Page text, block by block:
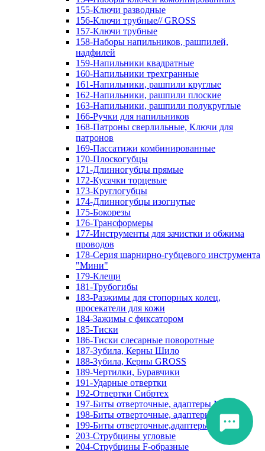
155-Ключи разводные
156-Ключи трубные// GROSS
157-Ключи трубные
158-Наборы напильников, рашпилей,
надфилей
159-Напильники квадратные
160-Напильники трехгранные
161-Напильники, рашпили круглые
162-Напильники, рашпили плоские
163-Напильники, рашпили полукруглые
166-Ручки для напильников
168-Патроны сверлильные, Ключи для
патронов
169-Пассатижи комбинированные
170-Плоскогубцы
171-Длинногубцы прямые
172-Кусачки торцевые
173-Круглогубцы
174-Длинногубцы изогнутые
175-Бокорезы
176-Трансформеры
177-Инструменты для зачистки и обжима
проводов
178-Серия шарнирно-губцевого инструмента
"Мини"
179-Клещи
181-Трубогибы
183-Разжимы для стопорных колец,
просекатели для кожи
184-Зажимы с фиксатором
185-Тиски
186-Тиски слесарные поворотные
187-Зубила, Керны Шило
188-Зубила, Керны GROSS
189-Чертилки, Буравчики
191-Ударные отвертки
192-Отвертки Сибртех
197-Биты отверточные, адаптеры Matrix
198-Биты отверточные, адаптеры Прочие
199-Биты отверточные,адаптеры Сибртех
203-Струбцины угловые
204-Струбцины F-образные